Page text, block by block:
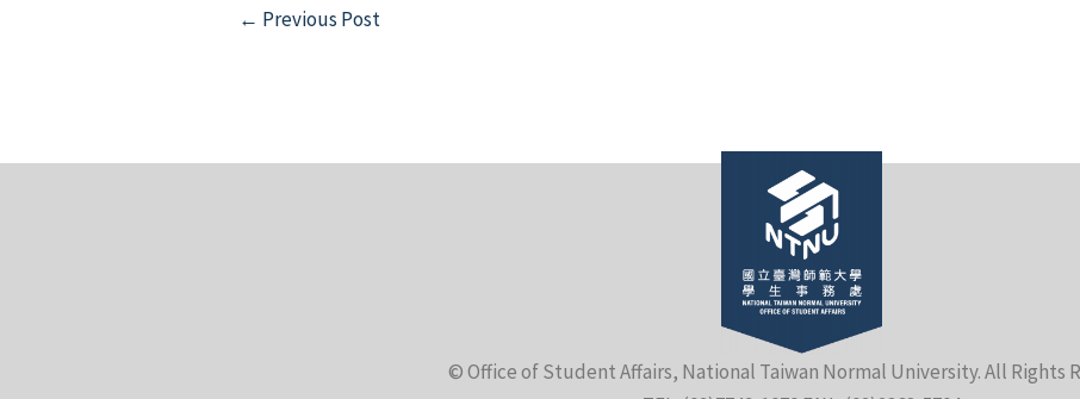
Post
← Previous Post
© Office of Student Affairs, National Taiwan Normal University. All Rights